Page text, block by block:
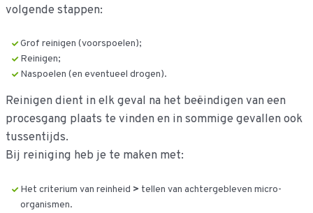
volgende stappen:
Grof reinigen (voorspoelen);
Reinigen;
Naspoelen (en eventueel drogen).
Reinigen dient in elk geval na het beëindigen van een
procesgang plaats te vinden en in sommige gevallen ook
tussentijds.
Bij reiniging heb je te maken met:
Het criterium van reinheid > tellen van achtergebleven micro-
organismen.